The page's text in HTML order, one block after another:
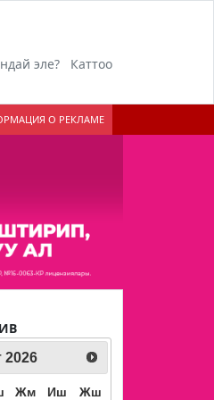
эле? Каттоо
О РЕКЛАМЕ
2026
Жм Иш Жш